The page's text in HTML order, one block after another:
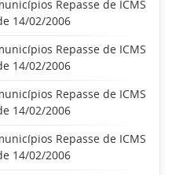
Repasse de ICMS
14/02/2006
Repasse de ICMS
14/02/2006
Repasse de ICMS
14/02/2006
Repasse de ICMS
14/02/2006